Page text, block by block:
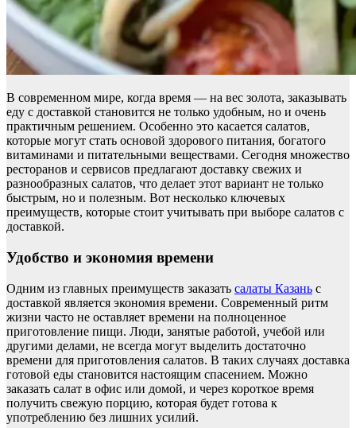
В современном мире, когда время — на вес золота, заказывать
еду с доставкой становится не только удобным, но и очень
практичным решением. Особенно это касается салатов,
которые могут стать основой здорового питания, богатого
витаминами и питательными веществами. Сегодня множество
ресторанов и сервисов предлагают доставку свежих и
разнообразных салатов, что делает этот вариант не только
быстрым, но и полезным. Вот несколько ключевых
преимуществ, которые стоит учитывать при выборе салатов с
доставкой.
Удобство и экономия времени
Одним из главных преимуществ заказать салаты Казань с
доставкой является экономия времени. Современный ритм
жизни часто не оставляет времени на полноценное
приготовление пищи. Люди, занятые работой, учебой или
другими делами, не всегда могут выделить достаточно
времени для приготовления салатов. В таких случаях доставка
готовой еды становится настоящим спасением. Можно
заказать салат в офис или домой, и через короткое время
получить свежую порцию, которая будет готова к
употреблению без лишних усилий.